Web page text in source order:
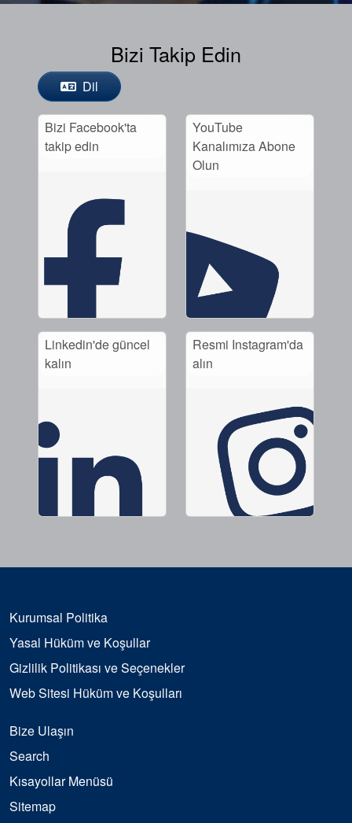
Bizi Takip Edin
Dil
Bizi Facebook'ta
takip edin
YouTube
Kanalımıza Abone
Olun
Linkedin'de güncel
kalın
Resmi Instagram'da
alın
Kurumsal Politika
Yasal Hüküm ve Koşullar
Gizlilik Politikası ve Seçenekler
Web Sitesi Hüküm ve Koşulları
Bize Ulaşın
Search
Kısayollar Menüsü
Sitemap